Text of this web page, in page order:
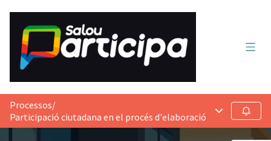
Processos/
Participació ciutadana en el procés d'elaboració delMenú Seguir